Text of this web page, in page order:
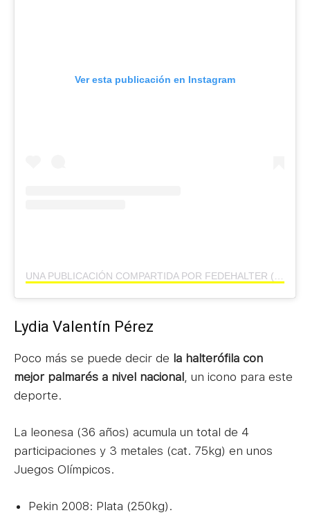
Ver esta publicación en Instagram
Lydia Valentín Pérez
Poco más se puede decir de la halterófila con
mejor palmarés a nivel nacional, un icono para este
deporte.
La leonesa (36 años) acumula un total de 4
participaciones y 3 metales (cat. 75kg) en unos
Juegos Olímpicos.
Pekin 2008: Plata (250kg).